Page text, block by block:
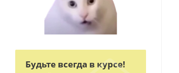
Будьте всегда в курсе!